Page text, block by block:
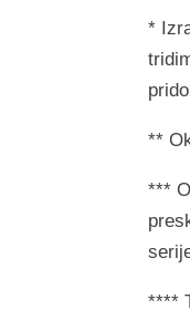
*
**
***
****